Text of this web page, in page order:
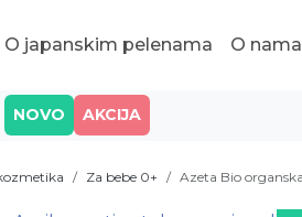
O japanskim pelenama O nama
NOVO AKCIJA
Za bebe 0+ Azeta Bio